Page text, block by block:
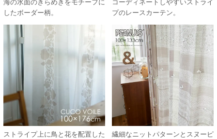
海の水面のきらめきをモチーフに
したボーダー柄。
コーディネートしやすいストライ
プのレースカーテン。
ストライプ上に鳥と花を配置した
繊細なニットパターンとスヌーピ